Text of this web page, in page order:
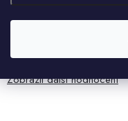
Zobrazit další hodnocení